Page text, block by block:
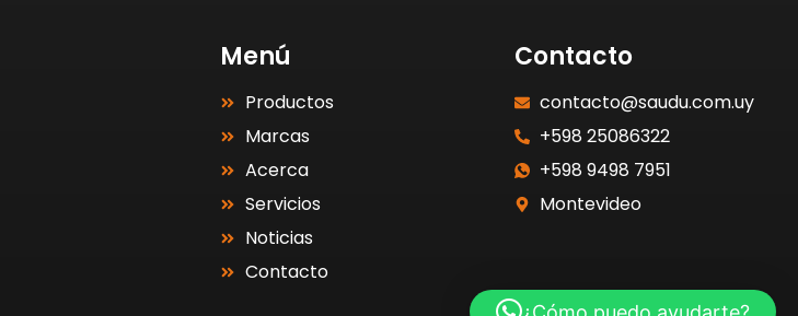
Menú
Productos
Marcas
Acerca
Servicios
Noticias
Contacto
Contacto
contacto@saudu.com.uy
+598 25086322
+598 9498 7951
Montevideo